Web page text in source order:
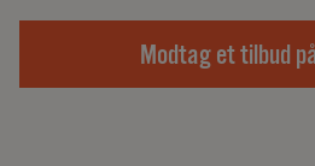
Modtag et tilbud